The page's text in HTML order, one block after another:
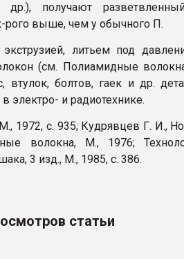
др.), получают
рого выше, чем у обычного П.
литьем под
(см. Полиамидные
втулок, болтов, гаек и др.
электро- и радиотехнике.
1972, с. 935; Кудрявцев Г. И.,
волокна, M., 1976;
3 изд., M., 1985, с. 386.
статьи